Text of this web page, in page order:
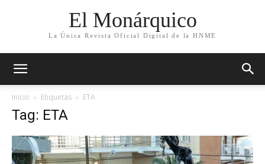
El Monárquico
La Única Revista Oficial Digital de la HNME
Inicio Etiquetas ETA
Tag: ETA